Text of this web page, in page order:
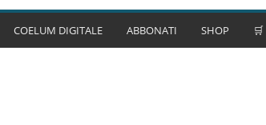
COELUM DIGITALE ABBONATI SHOP 🛒